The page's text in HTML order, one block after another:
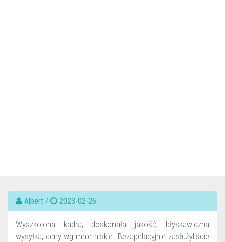
Albert / 2023-02-26
Wyszkolona kadra, doskonała jakość, błyskawiczna
wysyłka, ceny wg mnie niskie. Bezapelacyjnie zasłużyliście